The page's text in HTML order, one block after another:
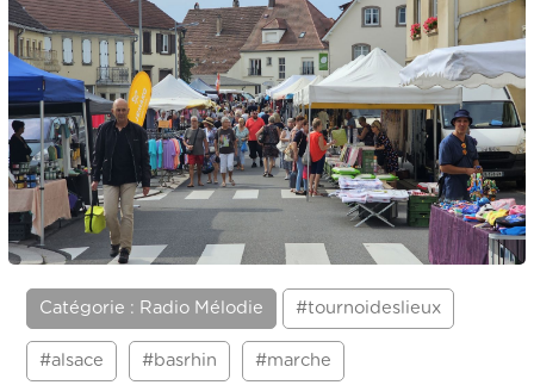
Catégorie : Radio Mélodie #tournoideslieux
#alsace #basrhin #marche